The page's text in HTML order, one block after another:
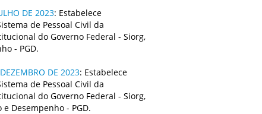
DE 2023: Estabelece
de Pessoal Civil da
do Governo Federal - Siorg,
- PGD.
DE 2023: Estabelece
de Pessoal Civil da
do Governo Federal - Siorg,
Desempenho - PGD.